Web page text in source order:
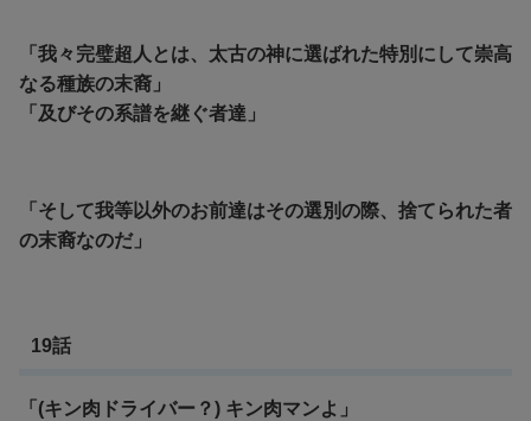
「我々完璧超人とは、太古の神に選ばれた特別にして崇高
なる種族の末裔」
「及びその系譜を継ぐ者達」
「そして我等以外のお前達はその選別の際、捨てられた者
の末裔なのだ」
19話
「(キン肉ドライバー？) キン肉マンよ」